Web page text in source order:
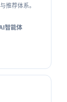
推荐体系。
智能体